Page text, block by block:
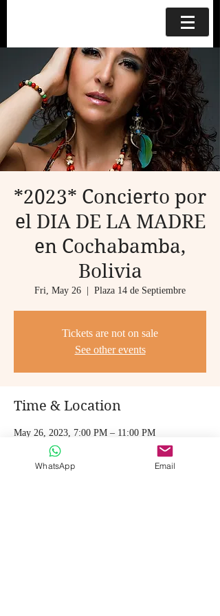
*2023* Concierto por
el DIA DE LA MADRE
en Cochabamba,
Bolivia
Fri, May 26 Plaza 14 de Septiembre
Tickets are not on sale
See other events
Time & Location
May 26, 2023, 7:00 PM – 11:00 PM
Plaza 14 de Septiembre, JR4V+F6F, Pl. 14 de
Septiembre., Cochabamba, Bolivia
WhatsApp Email